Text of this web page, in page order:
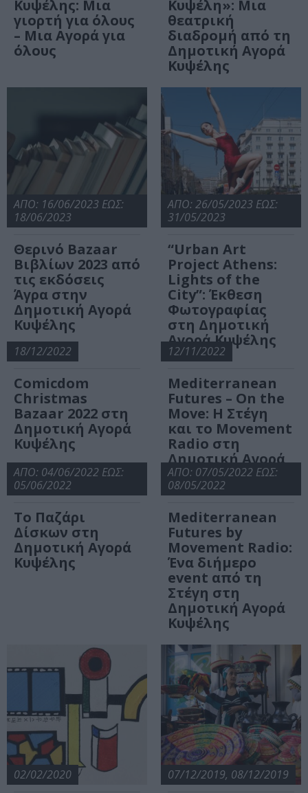
Κυψέλης: Μια
γιορτή για όλους
– Μια Αγορά για
όλους
Κυψέλη»: Μια
θεατρική
διαδρομή από τη
Δημοτική Αγορά
Κυψέλης
ΑΠΟ: 16/06/2023 ΕΩΣ:
18/06/2023
Θερινό Bazaar
Βιβλίων 2023 από
τις εκδόσεις
Άγρα στην
Δημοτική Αγορά
Κυψέλης
ΑΠΟ: 26/05/2023 ΕΩΣ:
31/05/2023
“Urban Art
Project Athens:
Lights of the
City”: Έκθεση
Φωτογραφίας
στη Δημοτική
Αγορά Κυψέλης
18/12/2022
Comicdom
Christmas
Bazaar 2022 στη
Δημοτική Αγορά
Κυψέλης
12/11/2022
Mediterranean
Futures – On the
Move: Η Στέγη
και το Movement
Radio στη
Δημοτική Αγορά
της Κυψέλης
ΑΠΟ: 04/06/2022 ΕΩΣ:
05/06/2022
Το Παζάρι
Δίσκων στη
Δημοτική Αγορά
Κυψέλης
ΑΠΟ: 07/05/2022 ΕΩΣ:
08/05/2022
Mediterranean
Futures by
Movement Radio:
Ένα διήμερο
event από τη
Στέγη στη
Δημοτική Αγορά
Κυψέλης
02/02/2020 07/12/2019, 08/12/2019